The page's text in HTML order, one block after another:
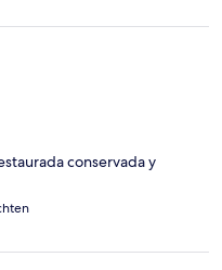
conservada y